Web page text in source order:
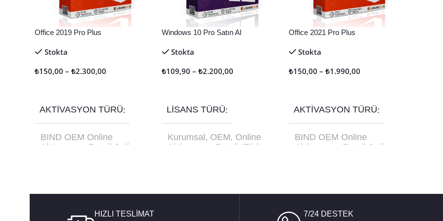
Office 2019 Pro Plus
Stokta
₺150,00 – ₺2.300,00
AKTIVASYON TÜRÜ
BIND OEM Online
Aktivasyon
Retail Online
Windows 10 Pro Satın Al
Stokta
₺109,90 – ₺2.200,00
LISANS TÜRÜ
Kurumsal, OEM, Online
Aktivasyon
Retail Türkçe
Office 2021 Pro Plus
Stokta
₺150,00 – ₺1.990,00
AKTIVASYON TÜRÜ
BIND OEM Online
Aktivasyon
Retail Online
HIZLI TESLİMAT 7/24 DESTEK